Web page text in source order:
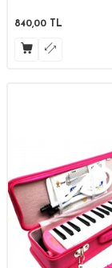
840,00 TL